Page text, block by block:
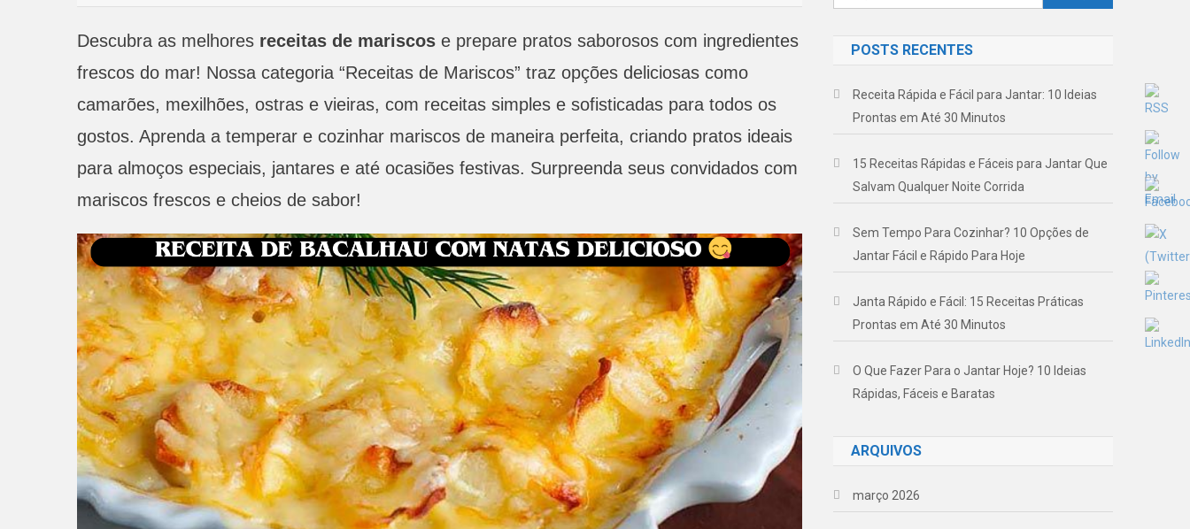
Descubra as melhores receitas de mariscos e prepare pratos saborosos com ingredientes
frescos do mar! Nossa categoria “Receitas de Mariscos” traz opções deliciosas como
camarões, mexilhões, ostras e vieiras, com receitas simples e sofisticadas para todos os
gostos. Aprenda a temperar e cozinhar mariscos de maneira perfeita, criando pratos ideais
para almoços especiais, jantares e até ocasiões festivas. Surpreenda seus convidados com
mariscos frescos e cheios de sabor!
por:
POSTS RECENTES
Receita Rápida e Fácil para Jantar: 10 Ideias
Prontas em Até 30 Minutos
15 Receitas Rápidas e Fáceis para Jantar Que
Salvam Qualquer Noite Corrida
Sem Tempo Para Cozinhar? 10 Opções de
Jantar Fácil e Rápido Para Hoje
Janta Rápido e Fácil: 15 Receitas Práticas
Prontas em Até 30 Minutos
O Que Fazer Para o Jantar Hoje? 10 Ideias
Rápidas, Fáceis e Baratas
ARQUIVOS
março 2026